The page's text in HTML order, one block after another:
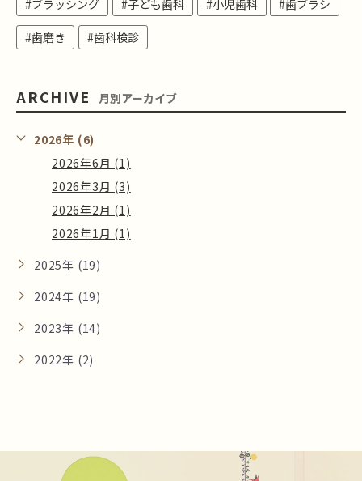
#ブラッシング #子ども歯科 #小児歯科 #歯ブラシ
#歯磨き #歯科検診
ARCHIVE 月別アーカイブ
2026年 (6)
2026年6月 (1)
2026年3月 (3)
2026年2月 (1)
2026年1月 (1)
2025年 (19)
2024年 (19)
2023年 (14)
2022年 (2)